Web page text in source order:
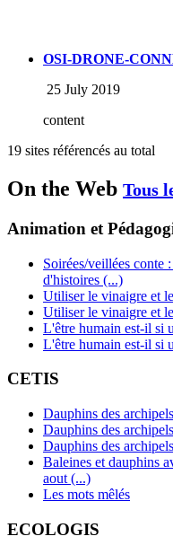
OSI-DRONE-
25 July 2019
content
19 sites référencés au total
On the Web Tous
Animation et
Soirées/veillées conte
d'histoires (...)
Utiliser le vinaigre et
Utiliser le vinaigre et
L'être humain est-il si
L'être humain est-il si
CETIS
Dauphins des
Dauphins des
Dauphins des
Baleines et dauphins
aout (...)
Les mots mêlés
ECOLOGIS